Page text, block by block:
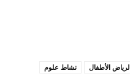
لرياض الأطفال
نشاط علوم